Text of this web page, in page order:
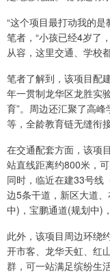
“这个项目最打动我的
笔者，“小孩已经4岁了
从容，这里交通、学校
笔者了解到，该项目配
年一贯制龙华区龙胜实
育”。周边还汇聚了高
等，全龄教育链无缝衔接
在交通配套方面，该项
站直线距离约800米，
同时，临近在建33号线
边5条干道，新区大道
中)，宝鹏通道(规划中)
此外，该项目周边环绕
开市客、龙华天虹、红
群，可一站满足缤纷生活